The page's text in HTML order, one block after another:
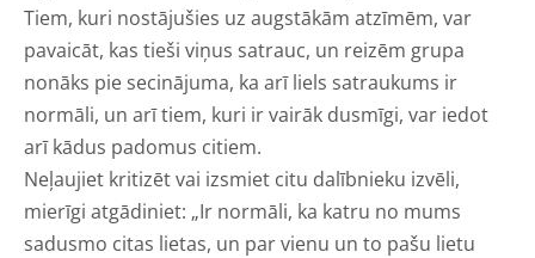
Tiem, kuri nostājušies uz augstākām atzīmēm, var
pavaicāt, kas tieši viņus satrauc, un reizēm grupa
nonāks pie secinājuma, ka arī liels satraukums ir
normāli, un arī tiem, kuri ir vairāk dusmīgi, var iedot
arī kādus padomus citiem.
Neļaujiet kritizēt vai izsmiet citu dalībnieku izvēli,
mierīgi atgādiniet: „Ir normāli, ka katru no mums
sadusmo citas lietas, un par vienu un to pašu lietu